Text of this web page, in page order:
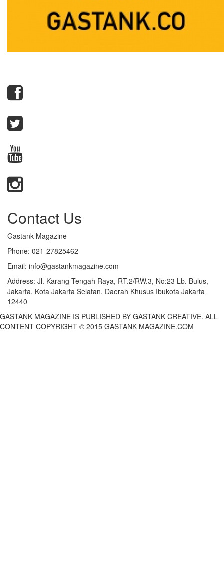
Contact Us
Gastank Magazine
Phone: 021-27825462
Email: info@gastankmagazine.com
Address: Jl. Karang Tengah Raya, RT.2/RW.3, No:23 Lb. Bulus,
Jakarta, Kota Jakarta Selatan, Daerah Khusus Ibukota Jakarta
12440
GASTANK MAGAZINE IS PUBLISHED BY GASTANK CREATIVE. ALL
CONTENT COPYRIGHT © 2015 GASTANK MAGAZINE.COM